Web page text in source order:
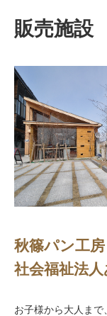
販売施設
秋篠パン工房
社会福祉法
お子様から大人ま